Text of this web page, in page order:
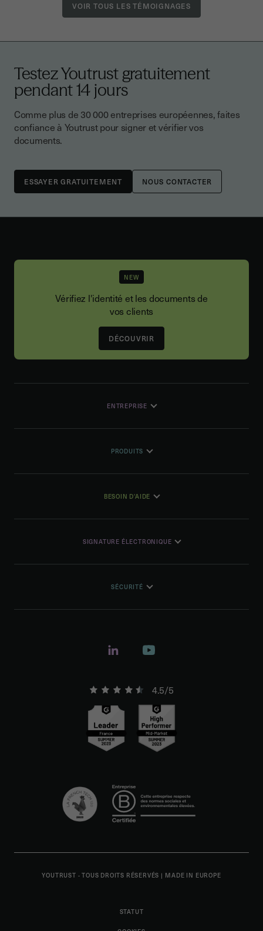
VOIR TOUS LES TÉMOIGNAGES
Testez Youtrust gratuitement
pendant 14 jours
Comme plus de 30 000 entreprises européennes, faites
confiance à Youtrust pour signer et vérifier vos
documents.
NOUS CONTACTER
NEW
Vérifiez l'identité et les documents de
vos clients
DÉCOUVRIR
ENTREPRISE
PRODUITS
BESOIN D'AIDE
SIGNATURE ÉLECTRONIQUE
SÉCURITÉ
4.5/5
YOUTRUST - TOUS DROITS RÉSERVÉS | MADE IN EUROPE
STATUT